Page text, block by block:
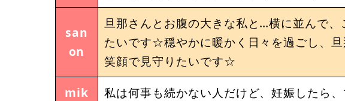
san
on
旦那さんとお腹の大きな私と…横に並んで
たいです☆穏やかに暖かく日々を過ごし、
笑顔で見守りたいです☆
mik
私は何事も続かない人だけど、妊娠したら